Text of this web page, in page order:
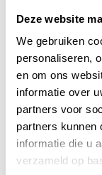
Deze website
We gebruiken
personaliseren,
en om ons
informatie over
partners voor
partners kunnen
informatie die u
verzameld op
Extra
Gewicht
N/B
Afmetingen
N/B
Merk